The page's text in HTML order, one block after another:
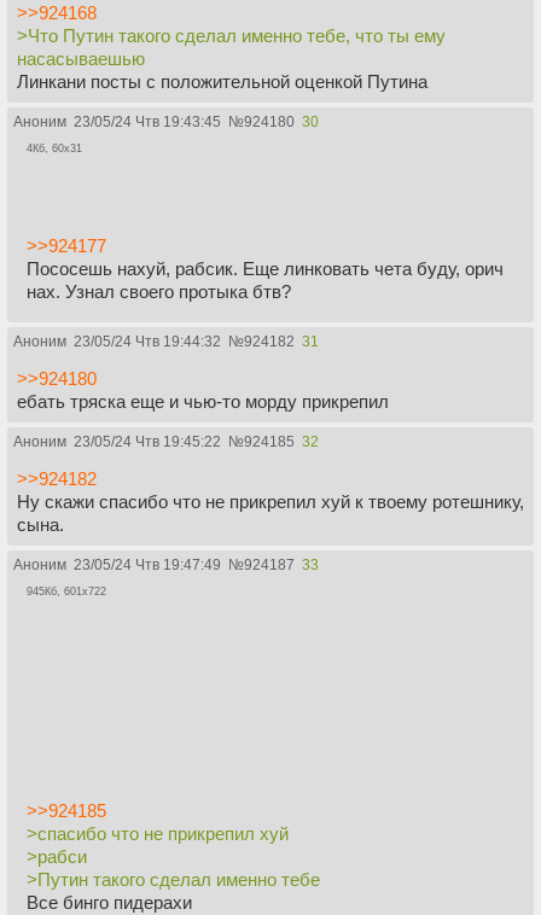
>>924168
>Что Путин такого сделал именно тебе, что ты ему
насасываешью
Линкани посты с положительной оценкой Путина
Аноним 23/05/24 Чтв 19:43:45 №924180 30
4Кб, 60x31
>>924177
Пососешь нахуй, рабсик. Еще линковать чета буду, орич
нах. Узнал своего протыка бтв?
Аноним 23/05/24 Чтв 19:44:32 №924182 31
>>924180
ебать тряска еще и чью-то морду прикрепил
Аноним 23/05/24 Чтв 19:45:22 №924185 32
>>924182
Ну скажи спасибо что не прикрепил хуй к твоему ротешнику,
сына.
Аноним 23/05/24 Чтв 19:47:49 №924187 33
945Кб, 601x722
>>924185
>спасибо что не прикрепил хуй
>рабси
>Путин такого сделал именно тебе
Все бинго пидерахи